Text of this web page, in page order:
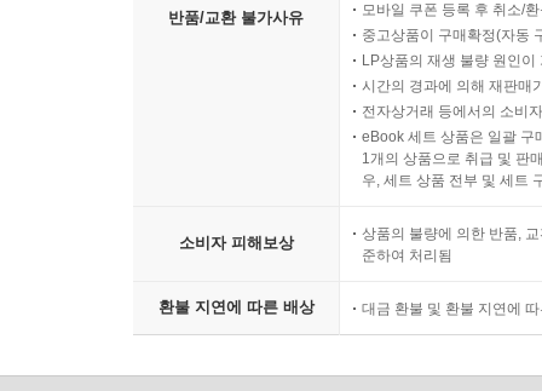
반품/교환 불가사유
모바일 쿠폰 등록 후 취소/
중고상품이 구매확정(자동
LP상품의 재생 불량 원인
시간의 경과에 의해 재판매
전자상거래 등에서의 소비
eBook 세트 상품은 일괄 구
1개의 상품으로 취급 및 판
우, 세트 상품 전부 및 세트
소비자 피해보상
상품의 불량에 의한 반품,
준하여 처리됨
환불 지연에 따른 배상 대금 환불 및 환불 지연에